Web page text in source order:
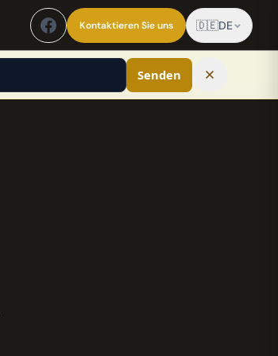
Kontaktieren Sie uns 🇩🇪DE
Senden